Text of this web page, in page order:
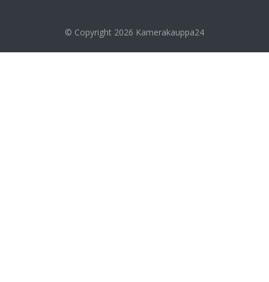
© Copyright 2026 Kamerakauppa24